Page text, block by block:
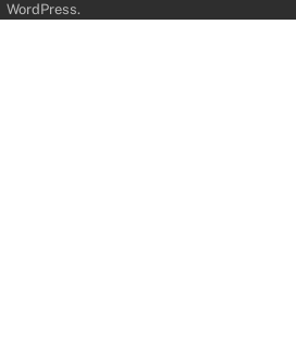
WordPress.